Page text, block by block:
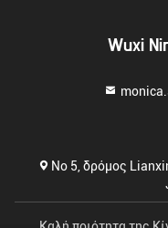
Wuxi
Νο 5, δρόμος